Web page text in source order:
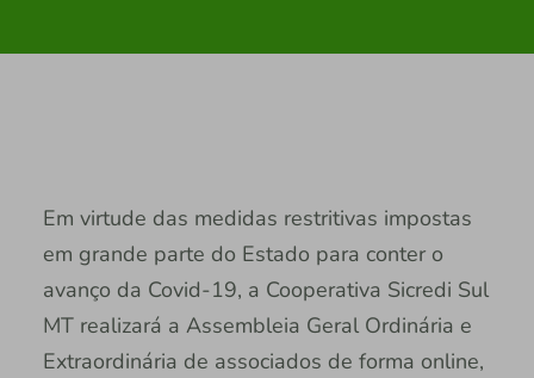
Em virtude das medidas restritivas impostas
em grande parte do Estado para conter o
avanço da Covid-19, a Cooperativa Sicredi Sul
MT realizará a Assembleia Geral Ordinária e
Extraordinária de associados de forma online,